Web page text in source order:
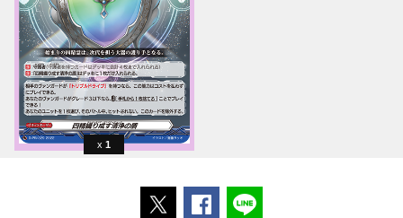
1
ポストするFacebookでシェアする